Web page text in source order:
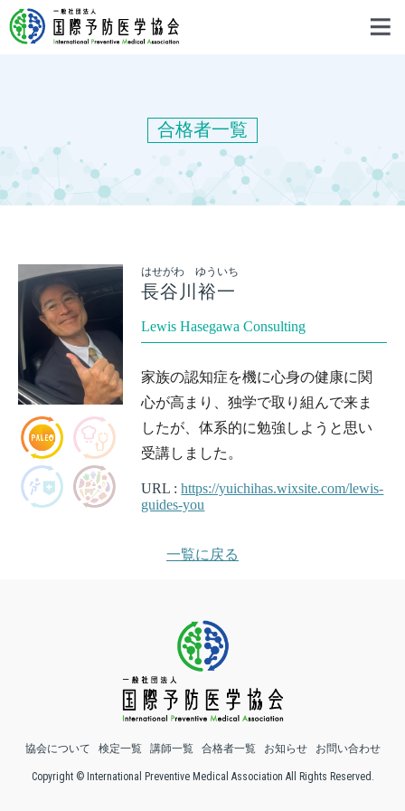
合格者一覧
はせがわ ゆういち
長谷川裕一
Lewis Hasegawa Consulting
家族の認知症を機に心身の健康に関
心が高まり、独学で取り組んで来ま
したが、体系的に勉強しようと思い
受講しました。
URL :https://yuichihas.wixsite.com/lewis-
guides-you
一覧に戻る
協会について 検定一覧 講師一覧 合格者一覧 お知らせ お問い合わせ
Copyright © International Preventive Medical Association All Rights Reserved.